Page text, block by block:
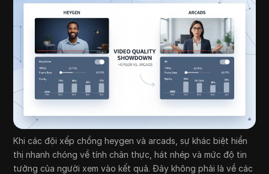
Khi các đội xếp chồng heygen và arcads, sự khác biệt hiển
thị nhanh chóng về tính chân thực, hát nhép và mức độ tin
tưởng của người xem vào kết quả. Đây không phải là về các